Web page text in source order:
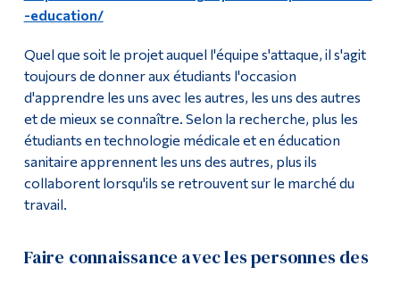
-education/
Quel que soit le projet auquel l'équipe s'attaque, il s'agit
toujours de donner aux étudiants l'occasion
d'apprendre les uns avec les autres, les uns des autres
et de mieux se connaître. Selon la recherche, plus les
étudiants en technologie médicale et en éducation
sanitaire apprennent les uns des autres, plus ils
collaborent lorsqu'ils se retrouvent sur le marché du
travail.
Faire connaissance avec les personnes des